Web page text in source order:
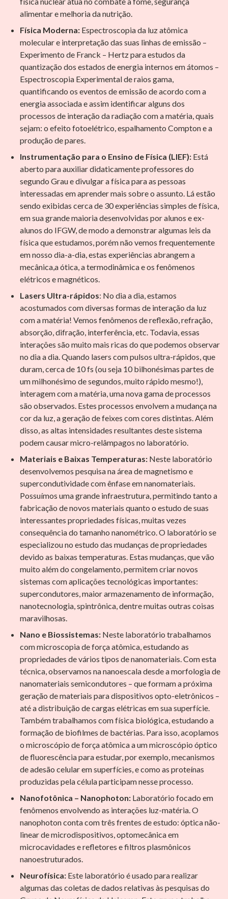
alimentar e melhoria da nutrição.
Física Moderna: Espectroscopia da luz atômica
molecular e interpretação das suas linhas de emissão –
Experimento de Franck – Hertz para estudos da
quantização dos estados de energia internos em átomos –
Espectroscopia Experimental de raios gama,
quantificando os eventos de emissão de acordo com a
energia associada e assim identificar alguns dos
processos de interação da radiação com a matéria, quais
sejam: o efeito fotoelétrico, espalhamento Compton e a
produção de pares.
Instrumentação para o Ensino de Física (LIEF): Está
aberto para auxiliar didaticamente professores do
segundo Grau e divulgar a física para as pessoas
interessadas em aprender mais sobre o assunto. Lá estão
sendo exibidas cerca de 30 experiências simples de física,
em sua grande maioria desenvolvidas por alunos e ex-
alunos do IFGW, de modo a demonstrar algumas leis da
física que estudamos, porém não vemos frequentemente
em nosso dia-a-dia, estas experiências abrangem a
mecânica,a ótica, a termodinâmica e os fenômenos
elétricos e magnéticos.
Lasers Ultra-rápidos: No dia a dia, estamos
acostumados com diversas formas de interação da luz
com a matéria! Vemos fenômenos de reflexão, refração,
absorção, difração, interferência, etc. Todavia, essas
interações são muito mais ricas do que podemos observar
no dia a dia. Quando lasers com pulsos ultra-rápidos, que
duram, cerca de 10 fs (ou seja 10 bilhonésimas partes de
um milhonésimo de segundos, muito rápido mesmo!),
interagem com a matéria, uma nova gama de processos
são observados. Estes processos envolvem a mudança na
cor da luz, a geração de feixes com cores distintas. Além
disso, as altas intensidades resultantes deste sistema
podem causar micro-relâmpagos no laboratório.
Materiais e Baixas Temperaturas: Neste laboratório
desenvolvemos pesquisa na área de magnetismo e
supercondutividade com ênfase em nanomateriais.
Possuímos uma grande infraestrutura, permitindo tanto a
fabricação de novos materiais quanto o estudo de suas
interessantes propriedades físicas, muitas vezes
consequência do tamanho nanométrico. O laboratório se
especializou no estudo das mudanças de propriedades
devido as baixas temperaturas. Estas mudanças, que vão
muito além do congelamento, permitem criar novos
sistemas com aplicações tecnológicas importantes:
supercondutores, maior armazenamento de informação,
nanotecnologia, spintrônica, dentre muitas outras coisas
maravilhosas.
Nano e Biossistemas: Neste laboratório trabalhamos
com microscopia de força atômica, estudando as
propriedades de vários tipos de nanomateriais. Com esta
técnica, observamos na nanoescala desde a morfologia de
nanomateriais semicondutores – que formam a próxima
geração de materiais para dispositivos opto-eletrônicos –
até a distribuição de cargas elétricas em sua superfície.
Também trabalhamos com física biológica, estudando a
formação de biofilmes de bactérias. Para isso, acoplamos
o microscópio de força atômica a um microscópio óptico
de fluorescência para estudar, por exemplo, mecanismos
de adesão celular em superfícies, e como as proteínas
produzidas pela célula participam nesse processo.
Nanofotônica – Nanophoton: Laboratório focado em
fenômenos envolvendo as interações luz-matéria. O
nanophoton conta com três frentes de estudo: óptica não-
linear de microdispositivos, optomecânica em
microcavidades e refletores e filtros plasmônicos
nanoestruturados.
Neurofísica: Este laboratório é usado para realizar
algumas das coletas de dados relativas às pesquisas do